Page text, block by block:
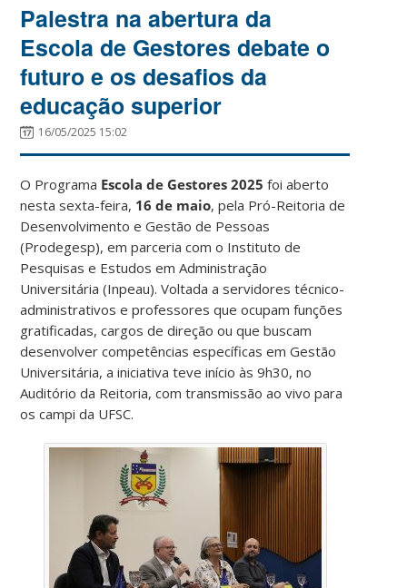
Palestra na abertura da
Escola de Gestores debate o
futuro e os desafios da
educação superior
16/05/2025 15:02
O Programa Escola de Gestores 2025 foi aberto
nesta sexta-feira, 16 de maio, pela Pró-Reitoria de
Desenvolvimento e Gestão de Pessoas
(Prodegesp), em parceria com o Instituto de
Pesquisas e Estudos em Administração
Universitária (Inpeau). Voltada a servidores técnico-
administrativos e professores que ocupam funções
gratificadas, cargos de direção ou que buscam
desenvolver competências específicas em Gestão
Universitária, a iniciativa teve início às 9h30, no
Auditório da Reitoria, com transmissão ao vivo para
os campi da UFSC.